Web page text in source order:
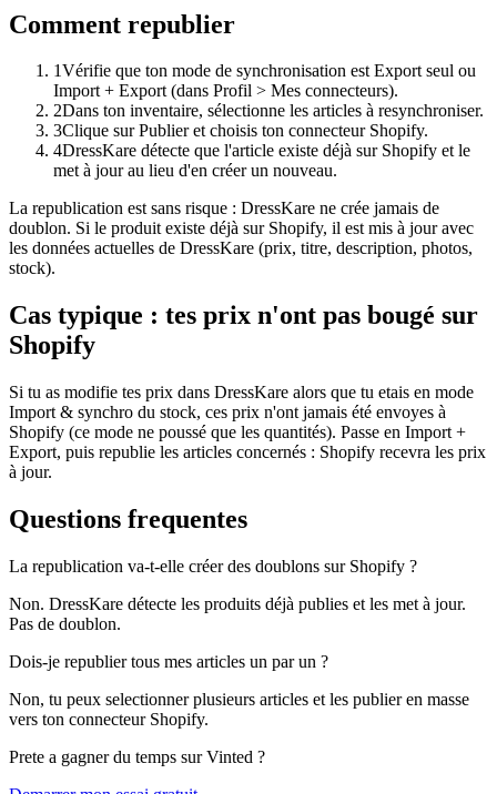
Comment republier
1Vérifie que ton mode de synchronisation est Export seul ou
Import + Export (dans Profil > Mes connecteurs).
2Dans ton inventaire, sélectionne les articles à resynchroniser.
3Clique sur Publier et choisis ton connecteur Shopify.
4DressKare détecte que l'article existe déjà sur Shopify et le
met à jour au lieu d'en créer un nouveau.
La republication est sans risque : DressKare ne crée jamais de
doublon. Si le produit existe déjà sur Shopify, il est mis à jour avec
les données actuelles de DressKare (prix, titre, description, photos,
stock).
Cas typique : tes prix n'ont pas bougé sur
Shopify
Si tu as modifie tes prix dans DressKare alors que tu etais en mode
Import & synchro du stock, ces prix n'ont jamais été envoyes à
Shopify (ce mode ne poussé que les quantités). Passe en Import +
Export, puis republie les articles concernés : Shopify recevra les prix
à jour.
Questions frequentes
La republication va-t-elle créer des doublons sur Shopify ?
Non. DressKare détecte les produits déjà publies et les met à jour.
Pas de doublon.
Dois-je republier tous mes articles un par un ?
Non, tu peux selectionner plusieurs articles et les publier en masse
vers ton connecteur Shopify.
Prete a gagner du temps sur Vinted ?